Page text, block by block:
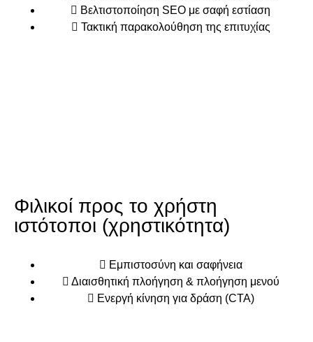
Βελτιστοποίηση SEO με σαφή εστίαση
Τακτική παρακολούθηση της επιτυχίας
Φιλικοί προς το χρήστη
ιστότοποι (χρηστικότητα)
Εμπιστοσύνη και σαφήνεια
Διαισθητική πλοήγηση & πλοήγηση μενού
Ενεργή κίνηση για δράση (CTA)